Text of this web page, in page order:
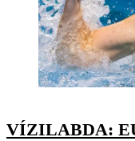
VÍZILABDA: